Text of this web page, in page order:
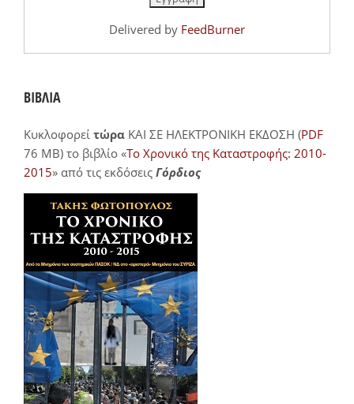
Delivered by FeedBurner
ΒΙΒΛΙΑ
Κυκλοφορεί τώρα ΚΑΙ ΣΕ ΗΛΕΚΤΡΟΝΙΚΗ ΕΚΔΟΣΗ (PDF
76 MB) το βιβλίο «Το Χρονικό της Καταστροφής: 2010-
2015» από τις εκδόσεις Γόρδιος